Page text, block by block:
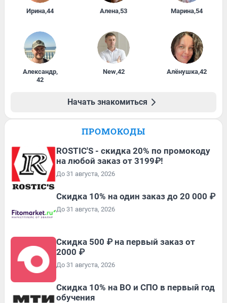
Ирина,44 Алена,53 Марина,54
Александр,
42
New,42 Алёнушка,42
Начать знакомиться
ПРОМОКОДЫ
ROSTIC'S - скидка 20% по промокоду
на любой заказ от 3199₽!
До 31 августа, 2026
Скидка 10% на один заказ до 20 000 ₽
До 31 августа, 2026
Скидка 500 ₽ на первый заказ от
2000 ₽
До 31 августа, 2026
Скидка 10% на ВО и СПО в первый год
обучения